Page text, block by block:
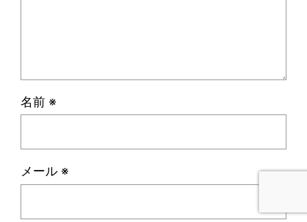
名前 ※
メール ※